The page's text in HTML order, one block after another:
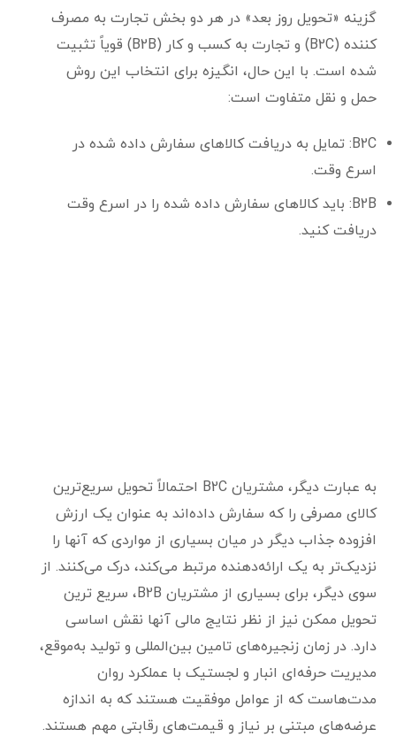
گزینه «تحویل روز بعد» در هر دو بخش تجارت به مصرف
کننده (B2C) و تجارت به کسب و کار (B2B) قویاً تثبیت
شده است. با این حال، انگیزه برای انتخاب این روش
حمل و نقل متفاوت است:
B2C: تمایل به دریافت کالاهای سفارش داده شده در
اسرع وقت.
B2B: باید کالاهای سفارش داده شده را در اسرع وقت
دریافت کنید.
به عبارت دیگر، مشتریان B2C احتمالاً تحویل سریع‌ترین
کالای مصرفی را که سفارش داده‌اند به عنوان یک ارزش
افزوده جذاب دیگر در میان بسیاری از مواردی که آنها را
نزدیک‌تر به یک ارائه‌دهنده مرتبط می‌کند، درک می‌کنند. از
سوی دیگر، برای بسیاری از مشتریان B2B، سریع ترین
تحویل ممکن نیز از نظر نتایج مالی آنها نقش اساسی
دارد. در زمان زنجیره‌های تامین بین‌المللی و تولید به‌موقع،
مدیریت حرفه‌ای انبار و لجستیک با عملکرد روان
مدت‌هاست که از عوامل موفقیت هستند که به اندازه
عرضه‌های مبتنی بر نیاز و قیمت‌های رقابتی مهم هستند.